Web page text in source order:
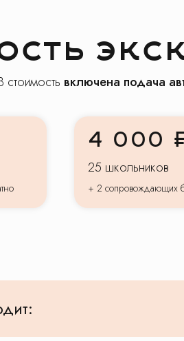
стоимость включена подача
4 000
25 школьников
+ 2 сопровождающих